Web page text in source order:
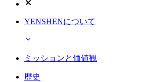
YENSHENについて
ミッションと価値観
歴史